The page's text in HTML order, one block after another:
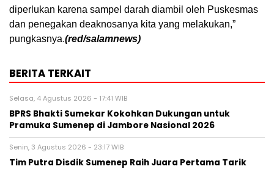
diperlukan karena sampel darah diambil oleh Puskesmas
dan penegakan deaknosanya kita yang melakukan,”
pungkasnya.(red/salamnews)
BERITA TERKAIT
Selasa, 4 Agustus 2026 - 17:41 WIB
BPRS Bhakti Sumekar Kokohkan Dukungan untuk
Pramuka Sumenep di Jambore Nasional 2026
Senin, 3 Agustus 2026 - 23:17 WIB
Tim Putra Disdik Sumenep Raih Juara Pertama Tarik